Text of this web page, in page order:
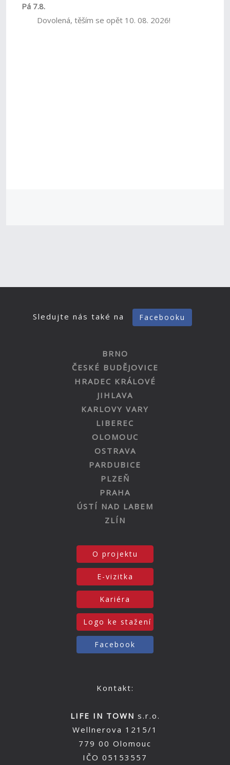
Pá 7.8.
Dovolená, těším se opět 10. 08. 2026!
Sledujte nás také na Facebooku
BRNO
ČESKÉ BUDĚJOVICE
HRADEC KRÁLOVÉ
JIHLAVA
KARLOVY VARY
LIBEREC
OLOMOUC
OSTRAVA
PARDUBICE
PLZEŇ
PRAHA
ÚSTÍ NAD LABEM
ZLÍN
O projektu
E-vizitka
Kariéra
Logo ke stažení
Facebook
Kontakt:
LIFE IN TOWN s.r.o.
Wellnerova 1215/1
779 00 Olomouc
IČO 05153557